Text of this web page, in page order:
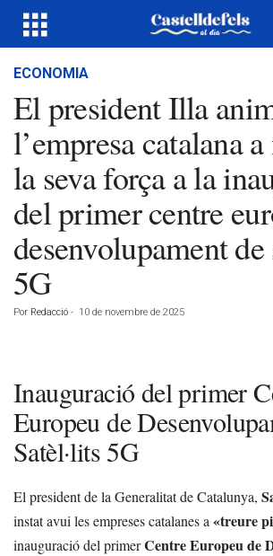
ECONOMIA
El president Illa
l’empresa catalana
la seva força a la
del primer centre
desenvolupament de
5G
Por Redacció - 10 de novembre de 2025
Inauguració del primer
Europeu de
Satèl·lits 5G
El president de la Generalitat de Catalunya,
instat avui les empreses catalanes a «treure
inauguració del primerCentre Europeu de